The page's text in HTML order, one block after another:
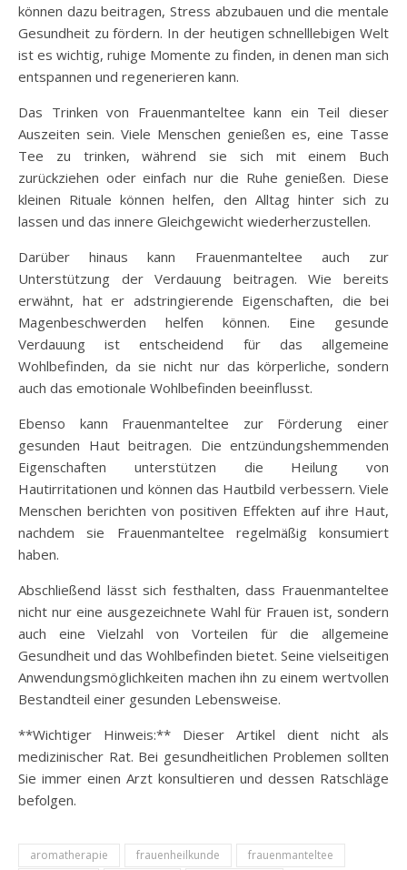
können dazu beitragen, Stress abzubauen und die mentale
Gesundheit zu fördern. In der heutigen schnelllebigen Welt
ist es wichtig, ruhige Momente zu finden, in denen man sich
entspannen und regenerieren kann.
Das Trinken von Frauenmanteltee kann ein Teil dieser
Auszeiten sein. Viele Menschen genießen es, eine Tasse
Tee zu trinken, während sie sich mit einem Buch
zurückziehen oder einfach nur die Ruhe genießen. Diese
kleinen Rituale können helfen, den Alltag hinter sich zu
lassen und das innere Gleichgewicht wiederherzustellen.
Darüber hinaus kann Frauenmanteltee auch zur
Unterstützung der Verdauung beitragen. Wie bereits
erwähnt, hat er adstringierende Eigenschaften, die bei
Magenbeschwerden helfen können. Eine gesunde
Verdauung ist entscheidend für das allgemeine
Wohlbefinden, da sie nicht nur das körperliche, sondern
auch das emotionale Wohlbefinden beeinflusst.
Ebenso kann Frauenmanteltee zur Förderung einer
gesunden Haut beitragen. Die entzündungshemmenden
Eigenschaften unterstützen die Heilung von
Hautirritationen und können das Hautbild verbessern. Viele
Menschen berichten von positiven Effekten auf ihre Haut,
nachdem sie Frauenmanteltee regelmäßig konsumiert
haben.
Abschließend lässt sich festhalten, dass Frauenmanteltee
nicht nur eine ausgezeichnete Wahl für Frauen ist, sondern
auch eine Vielzahl von Vorteilen für die allgemeine
Gesundheit und das Wohlbefinden bietet. Seine vielseitigen
Anwendungsmöglichkeiten machen ihn zu einem wertvollen
Bestandteil einer gesunden Lebensweise.
**Wichtiger Hinweis:** Dieser Artikel dient nicht als
medizinischer Rat. Bei gesundheitlichen Problemen sollten
Sie immer einen Arzt konsultieren und dessen Ratschläge
befolgen.
aromatherapie frauenheilkunde
frauenmanteltee